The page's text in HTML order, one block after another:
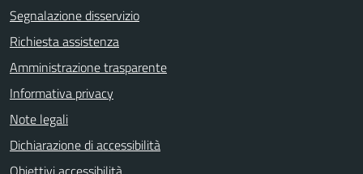
Segnalazione disservizio
Richiesta assistenza
Amministrazione trasparente
Informativa privacy
Note legali
Dichiarazione di accessibilità